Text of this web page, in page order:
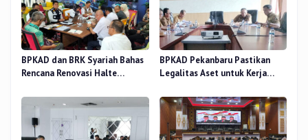
BPKAD dan BRK Syariah Bahas
Rencana Renovasi Halte
BPKAD Pekanbaru Pastikan
Legalitas Aset untuk Kerja